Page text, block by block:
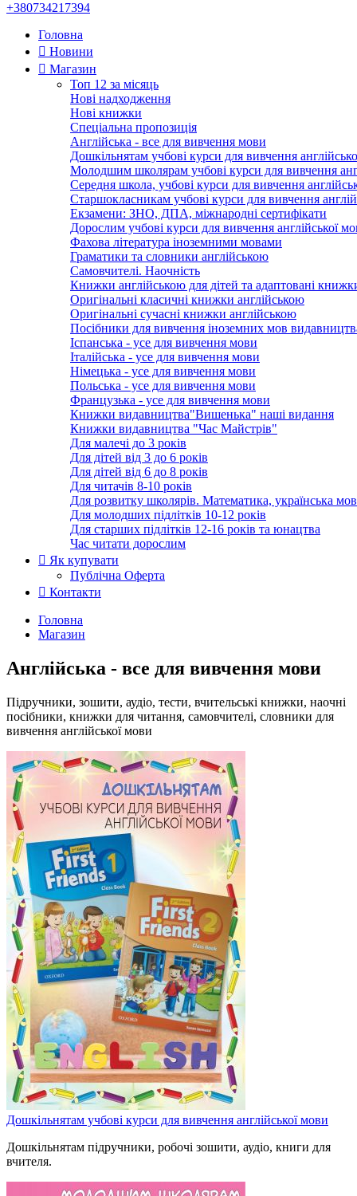
+380734217394
Головна
Новини
Магазин
Топ 12 за місяць
Нові надходження
Нові книжки
Спеціальна пропозиція
Англійська - все для вивчення мови
Дошкільнятам учбові курси для вивчення
Молодшим школярам учбові курси для вивчення
Середня школа, учбові курси для вивчення
Старшокласникам учбові курси для вивчення
Екзамени: ЗНО, ДПА, міжнародні сертифікати
Дорослим учбові курси для вивчення англійської
Фахова література іноземними мовами
Граматики та словники англійською
Самовчителі. Наочність
Книжки англійською для дітей та адаптовані
Оригінальні класичні книжки англійською
Оригінальні сучасні книжки англійською
Посібники для вивчення іноземних мов
Іспанська - усе для вивчення мови
Італійська - усе для вивчення мови
Німецька - усе для вивчення мови
Польська - усе для вивчення мови
Французька - усе для вивчення мови
Книжки видавництва"Вишенька" наші видання
Книжки видавництва "Час Майстрів"
Для малечі до 3 років
Для дітей від 3 до 6 років
Для дітей від 6 до 8 років
Для читачів 8-10 років
Для розвитку школярів. Математика, українська
Для молодших підлітків 10-12 років
Для старших підлітків 12-16 років та юнацтва
Час читати дорослим
Як купувати
Публічна Оферта
Контакти
Головна
Магазин
Англійська - все для вивчення мови
Підручники, зошити, аудіо, тести, вчительські книжки, наочні
посібники, книжки для читання, самовчителі, словники для
вивчення англійської мови
Дошкільнятам учбові курси для вивчення англійської мови
Дошкільнятам підручники, робочі зошити, аудіо, книги для
вчителя.